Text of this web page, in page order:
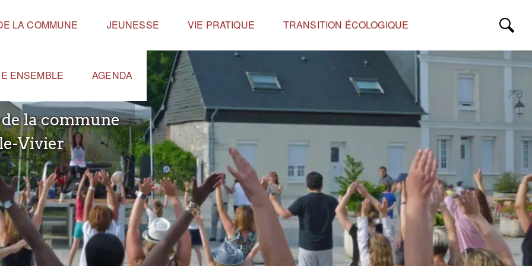
la commune
Vivier
LA COMMUNE JEUNESSE VIE PRATIQUE TRANSITION ÉCOLOGIQUE
ENSEMBLE AGENDA